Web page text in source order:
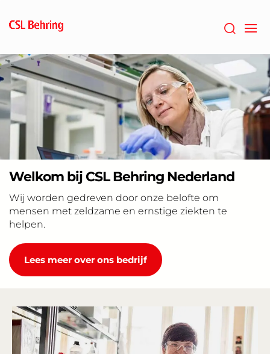
hoofdcontent
gaan
Welkom bij CSL Behring Nederland
Wij worden gedreven door onze belofte om
mensen met zeldzame en ernstige ziekten te
helpen.
Lees meer over ons bedrijf